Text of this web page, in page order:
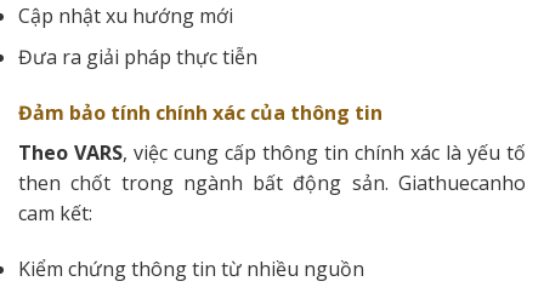
Cập nhật xu hướng mới
Đưa ra giải pháp thực tiễn
Đảm bảo tính chính xác của thông tin
Theo VARS, việc cung cấp thông tin chính xác là yếu tố
then chốt trong ngành bất động sản. Giathuecanho
cam kết:
Kiểm chứng thông tin từ nhiều nguồn